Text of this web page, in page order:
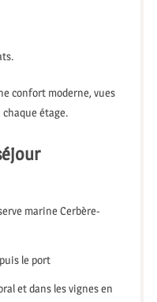
confort moderne, vues
étage.
marine Cerbère-
le port
et dans les vignes en